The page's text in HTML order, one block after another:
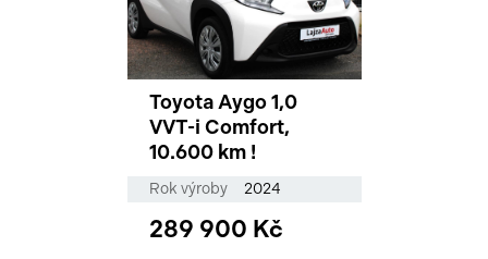
Toyota Aygo 1,0
VVT-i Comfort,
10.600 km !
Rok výroby 2024
289 900 Kč